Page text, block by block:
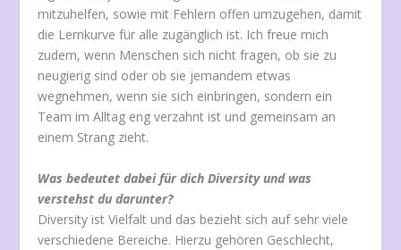
mitzuhelfen, sowie mit Fehlern offen umzugehen, damit
die Lernkurve für alle zugänglich ist. Ich freue mich
zudem, wenn Menschen sich nicht fragen, ob sie zu
neugierig sind oder ob sie jemandem etwas
wegnehmen, wenn sie sich einbringen, sondern ein
Team im Alltag eng verzahnt ist und gemeinsam an
einem Strang zieht.
Was bedeutet dabei für dich Diversity und was
verstehst du darunter?
Diversity ist Vielfalt und das bezieht sich auf sehr viele
verschiedene Bereiche. Hierzu gehören Geschlecht,